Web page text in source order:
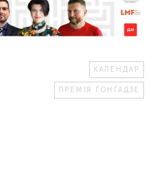
КАЛЕНДАР
ПРЕМІЯ ҐОНҐАДЗЕ